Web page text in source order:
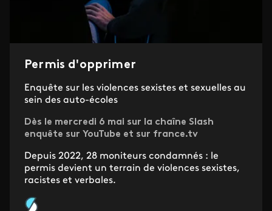
Permis d'opprimer
Enquête sur les violences sexistes et sexuelles au
sein des auto-écoles
Dès le mercredi 6 mai sur la chaîne Slash
enquête sur YouTube et sur france.tv
Depuis 2022, 28 moniteurs condamnés : le
permis devient un terrain de violences sexistes,
racistes et verbales.